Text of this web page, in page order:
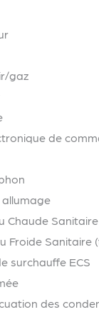
gaz
de
allumage
Chaude
Froide Sanitaire
surchauffe ECS
des